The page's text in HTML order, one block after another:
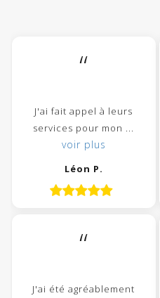
“
J'ai fait appel à leurs
services pour mon ...
voir plus
Léon P.
“
J'ai été agréablement